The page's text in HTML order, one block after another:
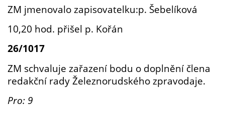
ZM jmenovalo zapisovatelku:p. Šebelíková
10,20 hod. přišel p. Kořán
26/1017
ZM schvaluje zařazení bodu o doplnění člena
redakční rady Železnorudského zpravodaje.
Pro: 9